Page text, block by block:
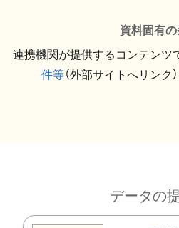
資料固有
連携機関が提供するコンテンツ
件等（外部サイトへリンク
データの